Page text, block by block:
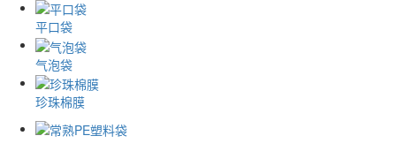
平口袋
气泡袋
珍珠棉膜